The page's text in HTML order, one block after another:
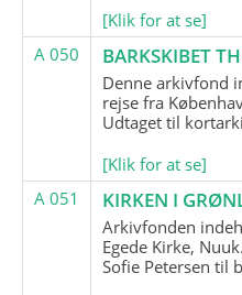
[Klik for at se]
A 050
BARKSKIBET
Denne arkivfond
rejse fra
Udtaget til
[Klik for at se]
A 051
KIRKEN I
Arkivfonden
Egede Kirke,
Sofie Petersen til